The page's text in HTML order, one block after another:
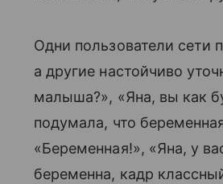
Одни пользователи сети
а другие настойчиво
малыша?», «Яна, вы как
подумала, что
«Беременная!», «Яна, у
беременна, кадр